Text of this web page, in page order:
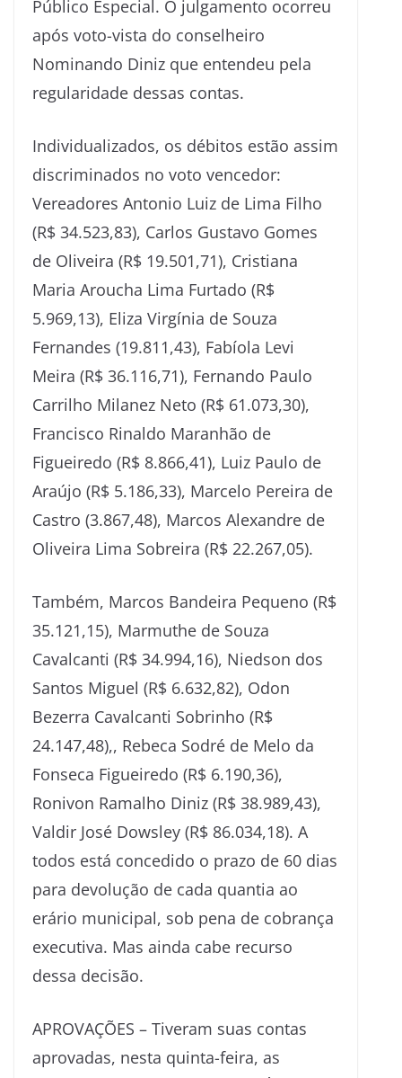
Público Especial. O julgamento ocorreu
após voto-vista do conselheiro
Nominando Diniz que entendeu pela
regularidade dessas contas.
Individualizados, os débitos estão assim
discriminados no voto vencedor:
Vereadores Antonio Luiz de Lima Filho
(R$ 34.523,83), Carlos Gustavo Gomes
de Oliveira (R$ 19.501,71), Cristiana
Maria Aroucha Lima Furtado (R$
5.969,13), Eliza Virgínia de Souza
Fernandes (19.811,43), Fabíola Levi
Meira (R$ 36.116,71), Fernando Paulo
Carrilho Milanez Neto (R$ 61.073,30),
Francisco Rinaldo Maranhão de
Figueiredo (R$ 8.866,41), Luiz Paulo de
Araújo (R$ 5.186,33), Marcelo Pereira de
Castro (3.867,48), Marcos Alexandre de
Oliveira Lima Sobreira (R$ 22.267,05).
Também, Marcos Bandeira Pequeno (R$
35.121,15), Marmuthe de Souza
Cavalcanti (R$ 34.994,16), Niedson dos
Santos Miguel (R$ 6.632,82), Odon
Bezerra Cavalcanti Sobrinho (R$
24.147,48),, Rebeca Sodré de Melo da
Fonseca Figueiredo (R$ 6.190,36),
Ronivon Ramalho Diniz (R$ 38.989,43),
Valdir José Dowsley (R$ 86.034,18). A
todos está concedido o prazo de 60 dias
para devolução de cada quantia ao
erário municipal, sob pena de cobrança
executiva. Mas ainda cabe recurso
dessa decisão.
APROVAÇÕES – Tiveram suas contas
aprovadas, nesta quinta-feira, as